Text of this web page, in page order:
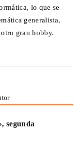
lo que se
generalista,
gran hobby.
segunda